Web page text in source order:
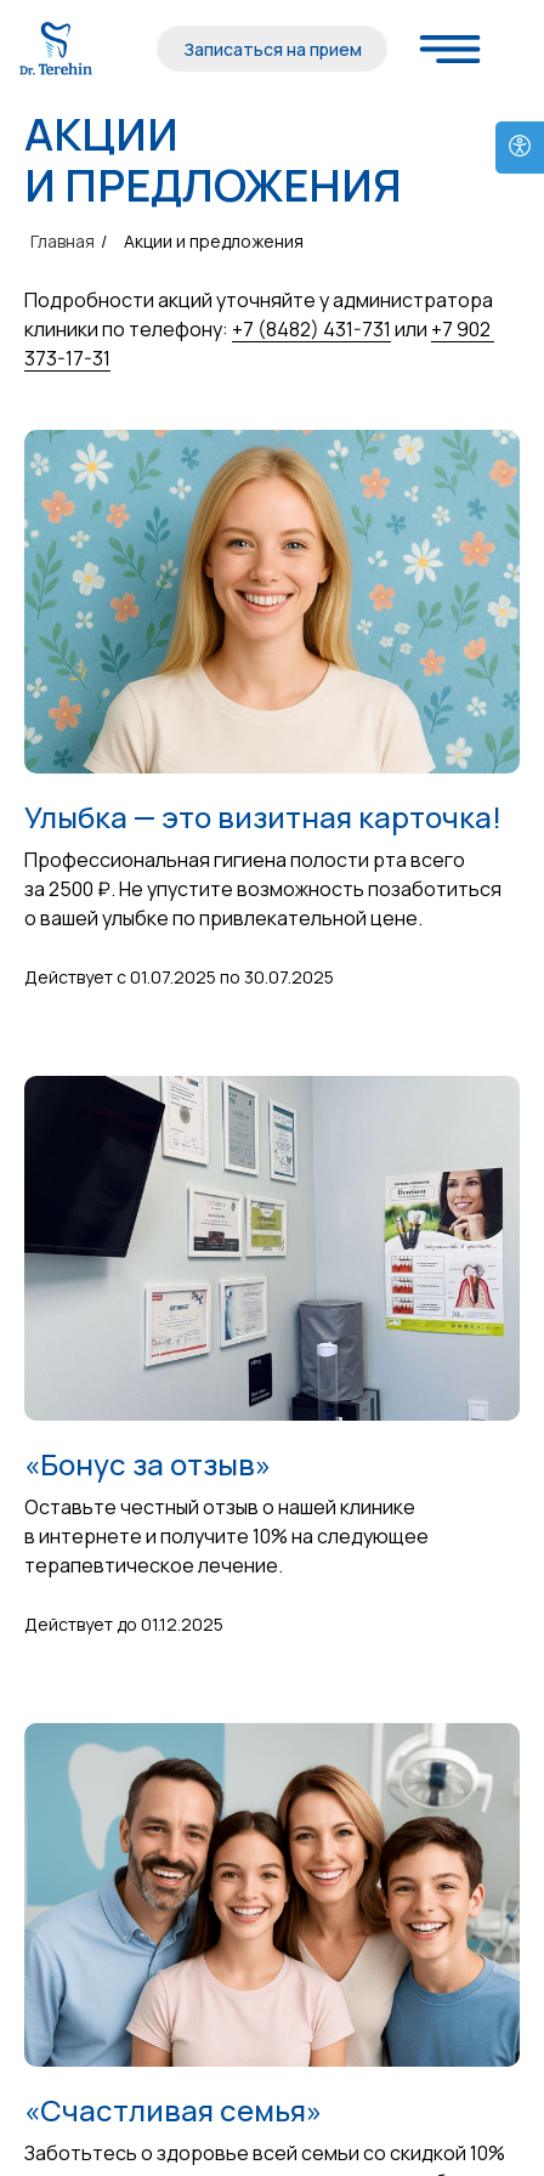
Записаться на прием
АКЦИИ
И ПРЕДЛОЖЕНИЯ
Главная / Акции и предложения
Подробности акций уточняйте у администратора
клиники по телефону: +7 (8482) 431-731 или +7 902
373-17-31
Улыбка — это визитная карточка!
Профессиональная гигиена полости рта всего
за 2500 ₽. Не упустите возможность позаботиться
о вашей улыбке по привлекательной цене.
Действует с 01.07.2025 по 30.07.2025
«Бонус за отзыв»
Оставьте честный отзыв о нашей клинике
в интернете и получите 10% на следующее
терапевтическое лечение.
Действует до 01.12.2025
«Счастливая семья»
Заботьтесь о здоровье всей семьи со скидкой 10%